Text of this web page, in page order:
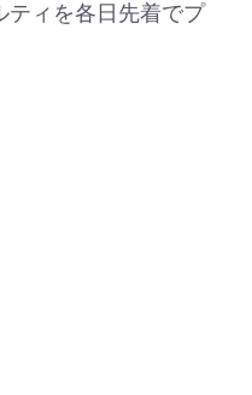
ティを各日先着でプ